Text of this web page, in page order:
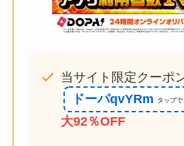
当サイト限定クーポ
ドーパqvYRm
大92％OFF